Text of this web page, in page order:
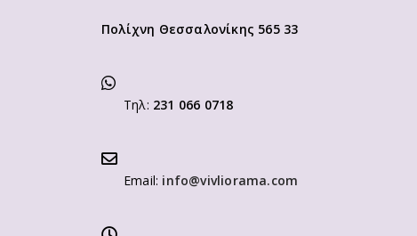
Πολίχνη Θεσσαλονίκης 565 33
Τηλ: 231 066 0718
Email: info@vivliorama.com